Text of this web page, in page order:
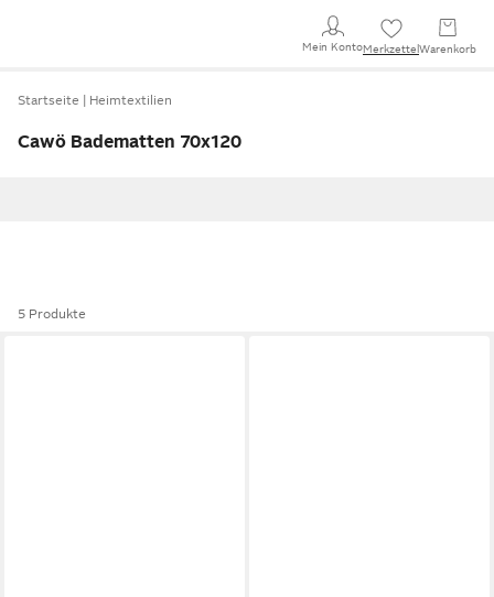
Mein KontoMerkzettel Warenkorb
Startseite Heimtextilien
Cawö Badematten 70x120
5 Produkte